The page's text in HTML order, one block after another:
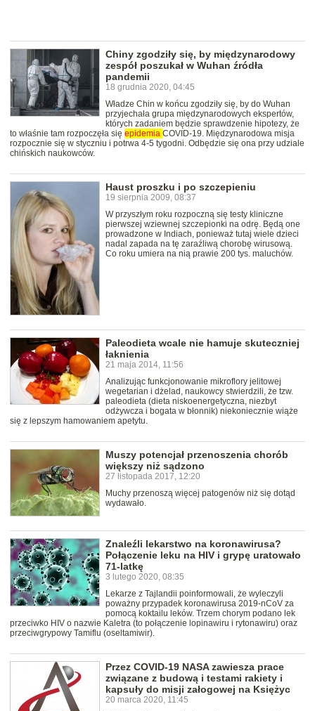
Chiny zgodziły się, by międzynarodowy
zespół poszukał w Wuhan źródła
pandemii
18 grudnia 2020, 04:45
Władze Chin w końcu zgodziły się, by do Wuhan
przyjechała grupa międzynarodowych ekspertów,
których zadaniem będzie sprawdzenie hipotezy, że
to właśnie tam rozpoczęła się epidemia COVID-19. Międzynarodowa misja
rozpocznie się w styczniu i potrwa 4-5 tygodni. Odbędzie się ona przy udziale
chińskich naukowców.
Haust proszku i po szczepieniu
19 sierpnia 2009, 08:37
W przyszłym roku rozpoczną się testy kliniczne
pierwszej wziewnej szczepionki na odrę. Będą one
prowadzone w Indiach, ponieważ tutaj wiele dzieci
nadal zapada na tę zaraźliwą chorobę wirusową.
Co roku umiera na nią prawie 200 tys. maluchów.
Paleodieta wcale nie hamuje skuteczniej
łaknienia
21 maja 2014, 11:56
Analizując funkcjonowanie mikroflory jelitowej
wegetarian i dżelad, naukowcy stwierdzili, że tzw.
paleodieta (dieta niskoenergetyczna, niezbyt
odżywcza i bogata w błonnik) niekoniecznie wiąże
się z lepszym hamowaniem apetytu.
Muszy potencjał przenoszenia chorób
większy niż sądzono
27 listopada 2017, 12:20
Muchy przenoszą więcej patogenów niż się dotąd
wydawało.
Znaleźli lekarstwo na koronawirusa?
Połączenie leku na HIV i grypę uratowało
71-latkę
3 lutego 2020, 08:35
Lekarze z Tajlandii poinformowali, że wyleczyli
poważny przypadek koronawirusa 2019-nCoV za
pomocą koktailu leków. Trzem chorym podano lek
przeciwko HIV o nazwie Kaletra (to połączenie lopinawiru i rytonawiru) oraz
przeciwgrypowy Tamiflu (oseltamiwir).
Przez COVID-19 NASA zawiesza prace
związane z budową i testami rakiety i
kapsuły do misji załogowej na Księżyc
20 marca 2020, 11:45